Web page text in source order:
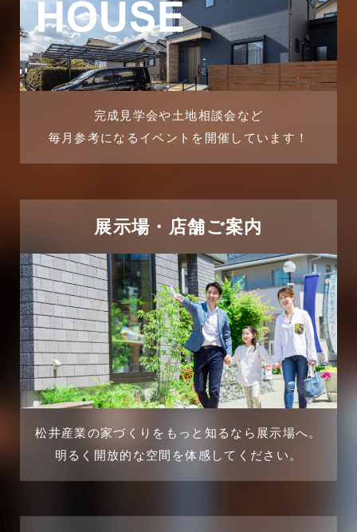
マンション経営活用事例
よくある質問
リフォーム-ブログ
三郷中央駅店-ブログ
三郷市
三郷駅前店-ブログ
不動産の基礎知識に関するよくある質問
介護施設経営活用事例
企業誘致事例
住宅に関するよくある質問
2025年9月
2025年8月
2025年6月
2025年3月
2025年2月
2025年1月
2024年12月
2024年11月
2024年9月
完成見学会や土地相談会など
毎月参考になるイベントを開催しています！
展示場・店舗ご案内
松井産業の家づくりをもっと知るなら展示場へ。
明るく開放的な空間を体感してください。